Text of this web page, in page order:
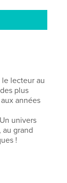
lecteur au
plus
années
univers
grand
!